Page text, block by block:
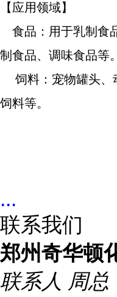
【应用领域】
食品：用于乳制食
制食品、调味食品等。
饲料：宠物罐头、
饲料等。
...
联系我们
郑州奇华顿
联系人 周总